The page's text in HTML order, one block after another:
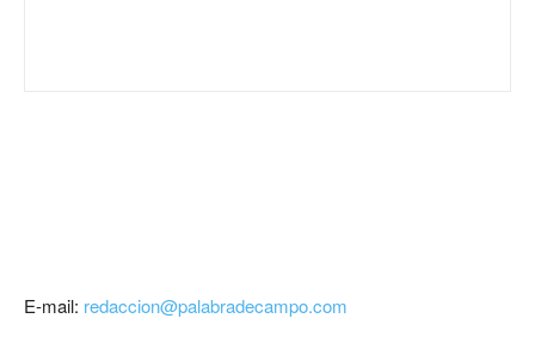
E-mail: redaccion@palabradecampo.com